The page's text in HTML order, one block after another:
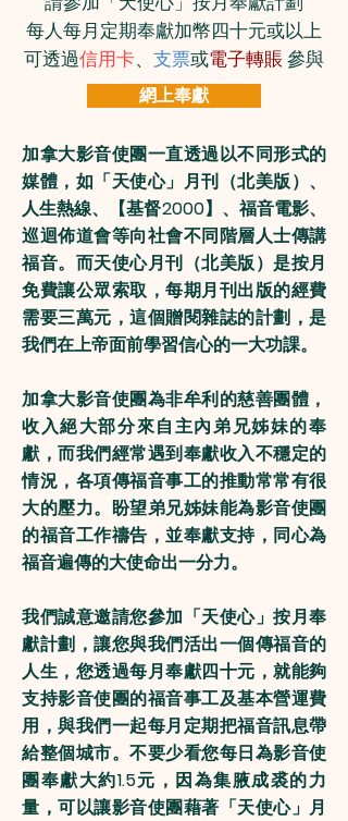
每人每月定期奉獻加幣四十元或以上
​可透過信用卡、 支票或電子轉賬參與
網上奉獻
加拿大影音使團一直透過以不同形式的
媒體，如「天使心」月刊（北美版）、
人生熱線、【基督2000】、福音電影、
巡迴佈道會等向社會不同階層人士傳講
福音。而天使心月刊（北美版）是按月
免費讓公眾索取，每期月刊出版的經費
需要三萬元，這個贈閱雜誌的計劃，是
我們在上帝面前學習信心的一大功課。
加拿大影音使團為非牟利的慈善團體，
收入絕大部分來自主內弟兄姊妹的奉
獻，而我們經常遇到奉獻收入不穩定的
情況，各項傳福音事工的推動常常有很
大的壓力。盼望弟兄姊妹能為影音使團
的福音工作禱告，並奉獻支持，同心為
福音遍傳的大使命出一分力。
我們誠意邀請您參加「天使心」按月奉
獻計劃，讓您與我們活出一個傳福音的
人生，您透過每月奉獻四十元，就能夠
支持影音使團的福音事工及基本營運費
用，與我們一起每月定期把福音訊息帶
給整個城市。不要少看您每日為影音使
團奉獻大約1.5元，因為集腋成裘的力
量，可以讓影音使團藉著「天使心」月